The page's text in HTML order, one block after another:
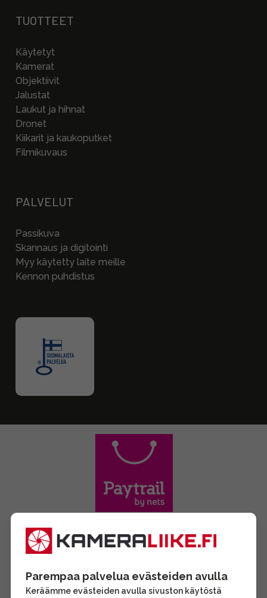
TUOTTEET
Käytetyt
Kamerat
Objektiivit
Jalustat
Laukut ja hihnat
Dronet
Kiikarit ja kaukoputket
Filmikuvaus
PALVELUT
Passikuva
Skannaus ja digitointi
Myy käytetty laite meille
Kennon puhdistus
Parempaa palvelua evästeiden avulla
Keräämme evästeiden avulla sivuston käytöstä